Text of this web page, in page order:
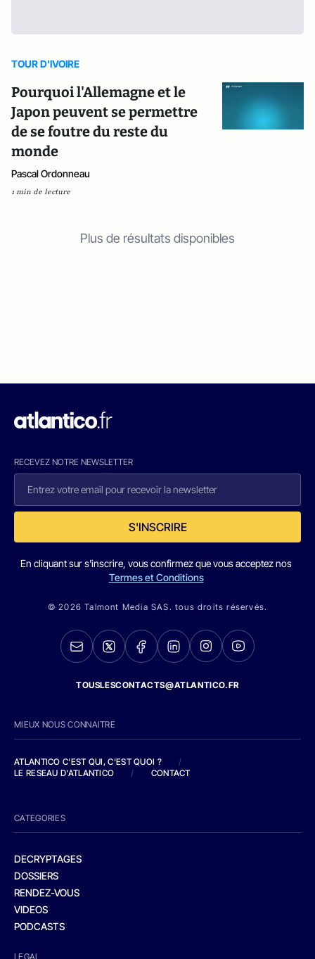
TOUR D'IVOIRE
Pourquoi l'Allemagne et le
Japon peuvent se permettre
de se foutre du reste du
monde
Pascal Ordonneau
1 min de lecture
Plus de résultats disponibles
RECEVEZ NOTRE NEWSLETTER
S'INSCRIRE
En cliquant sur s'inscrire, vous confirmez que vous acceptez nos
Termes et Conditions
© 2026 Talmont Media SAS. tous droits réservés.
TOUSLESCONTACTS@ATLANTICO.FR
MIEUX NOUS CONNAITRE
ATLANTICO C'EST QUI, C'EST QUOI ?
/
LE RESEAU D'ATLANTICO
/ CONTACT
CATEGORIES
DECRYPTAGES
DOSSIERS
RENDEZ-VOUS
VIDEOS
PODCASTS
LEGAL